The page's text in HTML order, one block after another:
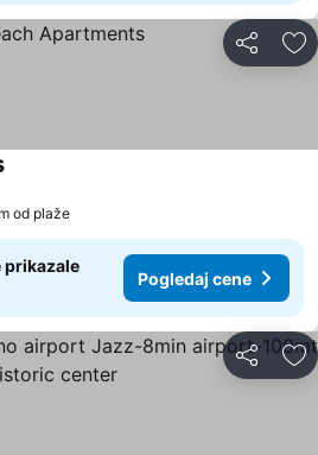
Deli
od plaže
prikazale
Pogledaj cene
Deli